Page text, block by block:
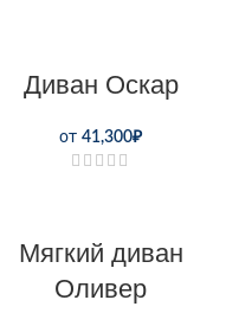
Диван Оскар
от 41,300₽
Мягкий диван
Оливер